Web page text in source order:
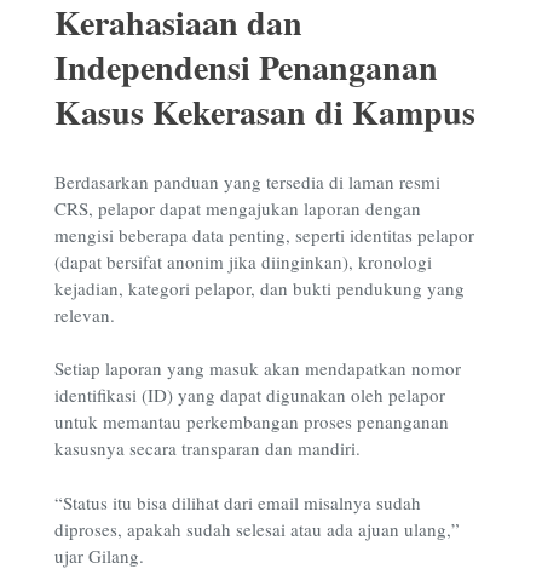
Kerahasiaan dan
Independensi Penanganan
Kasus Kekerasan di Kampus
Berdasarkan panduan yang tersedia di laman resmi
CRS, pelapor dapat mengajukan laporan dengan
mengisi beberapa data penting, seperti identitas pelapor
(dapat bersifat anonim jika diinginkan), kronologi
kejadian, kategori pelapor, dan bukti pendukung yang
relevan.
Setiap laporan yang masuk akan mendapatkan nomor
identifikasi (ID) yang dapat digunakan oleh pelapor
untuk memantau perkembangan proses penanganan
kasusnya secara transparan dan mandiri.
“Status itu bisa dilihat dari email misalnya sudah
diproses, apakah sudah selesai atau ada ajuan ulang,”
ujar Gilang.